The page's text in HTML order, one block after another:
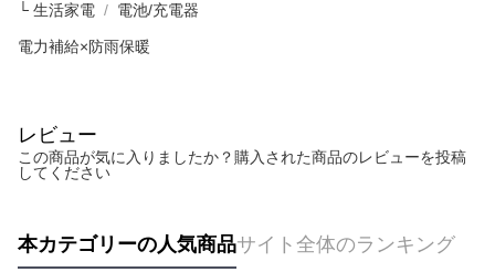
一、 AFTEE代金後払いについて
1.お支払い方法でAFTEE代金後払いを選択すると、携帯電話認証ウィンド
ウが表示されます。
4.ご注文が完了すると、携帯に支払い通知のSMSが届きます。アプリ会員
の場合は、AFTEE アプリプッシュ通知が届きます。
5.商品受け取り時のお支払いは不要です。商品を確かめてから、SMSまた
代金納付期限は最短で 14 日以内ですので、ご注意ください。AFTEE アプ
ATM払い
全家取貨付款
配送毎にNT$60、NT$599以上で送料無料
7-11取貨付款
└ 生活家電 電池/充電器
電力補給×防雨保暖
レビュー
この商品が気に入りましたか？購入された商品のレビューを投稿
してください
本カテゴリーの人気商品サイト全体のランキング